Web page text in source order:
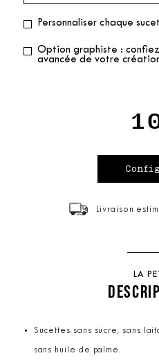
Personnaliser chaque
Option graphiste :
avancée de votre
Livraison
LA
Sucettes sans sucre, sans
sans huile de palme.